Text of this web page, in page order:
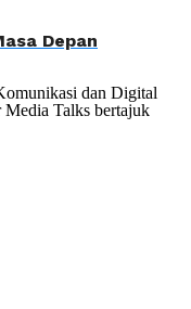
Depan
dan Digital
Media Talks bertajuk